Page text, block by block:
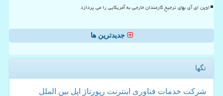
اوپن ای آی بهای ترجیح کارمندان خارجی به آمریکایی را می پردازد
جدیدترین ها
تگها
شركت خدمات فناوری اینترنت رپورتاژ اپل بین الملل